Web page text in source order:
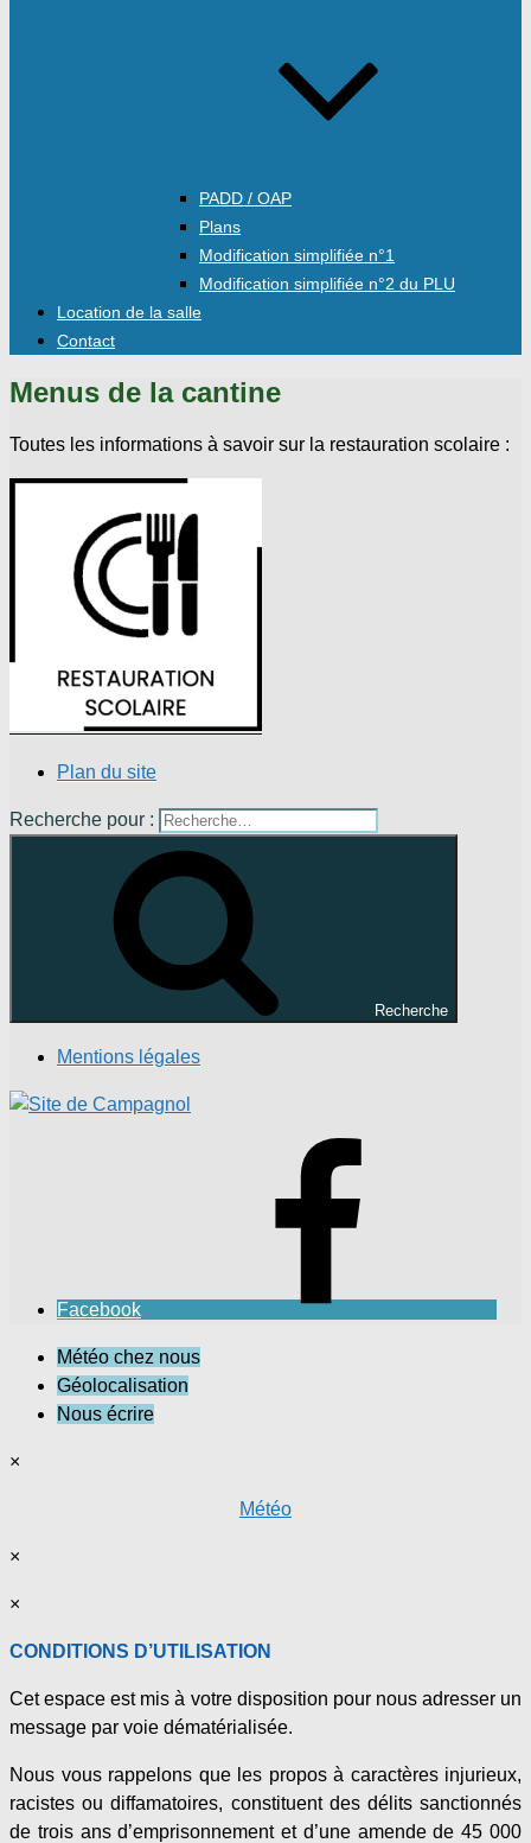
PADD / OAP
Plans
Modification simplifiée n°1
Modification simplifiée n°2 du PLU
Location de la salle
Contact
Menus de la cantine
Toutes les informations à savoir sur la restauration scolaire :
Plan du site
Recherche pour :
Recherche
Mentions légales
Facebook
Météo chez nous
Géolocalisation
Nous écrire
×
Météo
×
×
CONDITIONS D’UTILISATION
Cet espace est mis à votre disposition pour nous adresser un
message par voie dématérialisée.
Nous vous rappelons que les propos à caractères injurieux,
racistes ou diffamatoires, constituent des délits sanctionnés
de trois ans d’emprisonnement et d’une amende de 45 000